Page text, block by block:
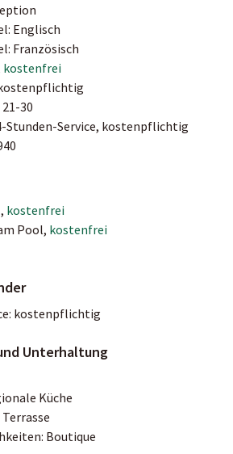
Englisch
Französisch
kostenfrei
30
Stunden-Service, kostenpflichtig
kostenfrei
Pool, kostenfrei
kostenpflichtig
Unterhaltung
Küche
Boutique